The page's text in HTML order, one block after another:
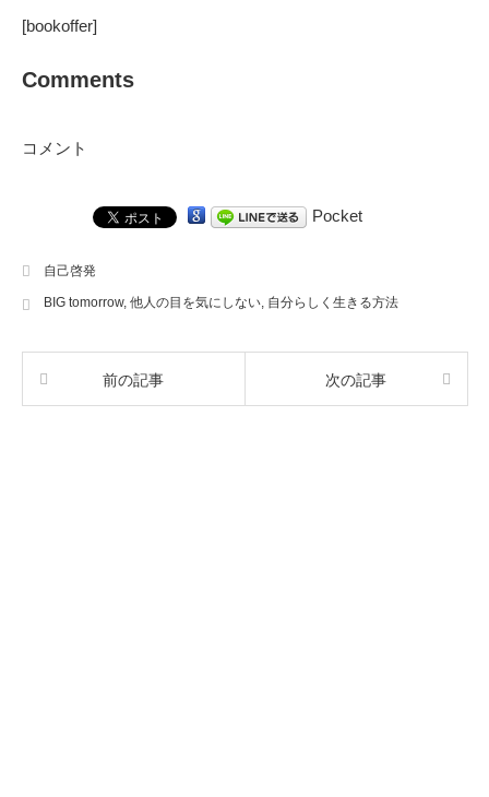
[bookoffer]
Comments
コメント
Pocket
自己啓発
BIG tomorrow, 他人の目を気にしない 自分らしく生きる方法
前の記事 次の記事